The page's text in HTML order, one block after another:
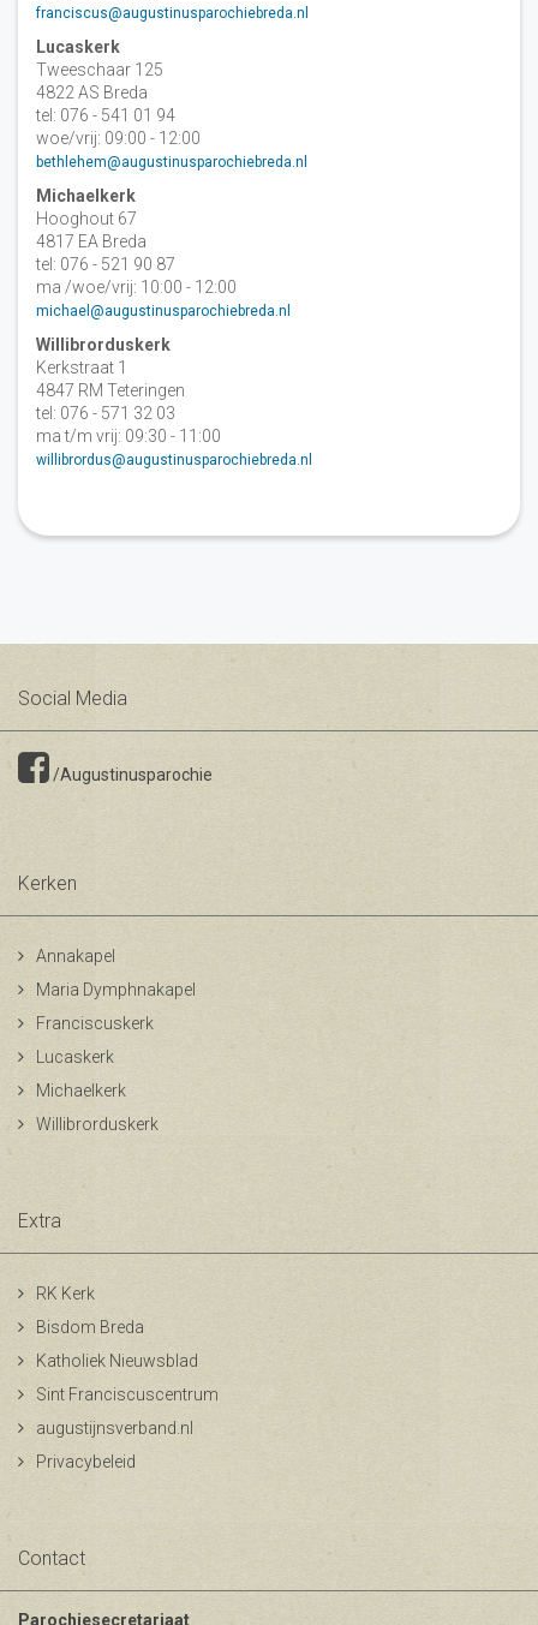
franciscus@augustinusparochiebreda.nl
Lucaskerk
Tweeschaar 125
4822 AS Breda
tel: 076 - 541 01 94
woe/vrij: 09:00 - 12:00
bethlehem@augustinusparochiebreda.nl
Michaelkerk
Hooghout 67
4817 EA Breda
tel: 076 - 521 90 87
ma /woe/vrij: 10:00 - 12:00
michael@augustinusparochiebreda.nl
Willibrorduskerk
Kerkstraat 1
4847 RM Teteringen
tel: 076 - 571 32 03
ma t/m vrij: 09:30 - 11:00
willibrordus@augustinusparochiebreda.nl
Social Media
/Augustinusparochie
Kerken
Annakapel
Maria Dymphnakapel
Franciscuskerk
Lucaskerk
Michaelkerk
Willibrorduskerk
Extra
RK Kerk
Bisdom Breda
Katholiek Nieuwsblad
Sint Franciscuscentrum
augustijnsverband.nl
Privacybeleid
Contact
Parochiesecretariaat